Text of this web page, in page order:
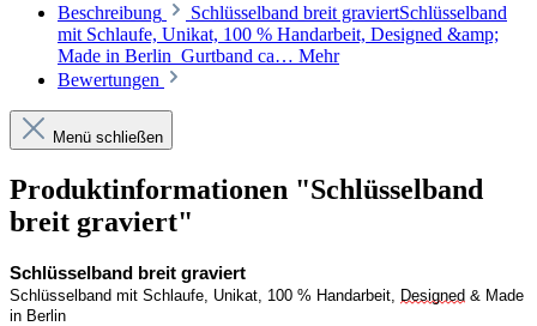
Beschreibung
Schlüsselband breit graviertSchlüsselband
mit Schlaufe, Unikat, 100 % Handarbeit, Designed &amp;
Made in Berlin Gurtband ca… Mehr
Bewertungen
Menü schließen
Produktinformationen "Schlüsselband
breit graviert"
Schlüsselband breit graviert
Schlüsselband mit Schlaufe, Unikat, 100 % Handarbeit, Designed & Made
in Berlin